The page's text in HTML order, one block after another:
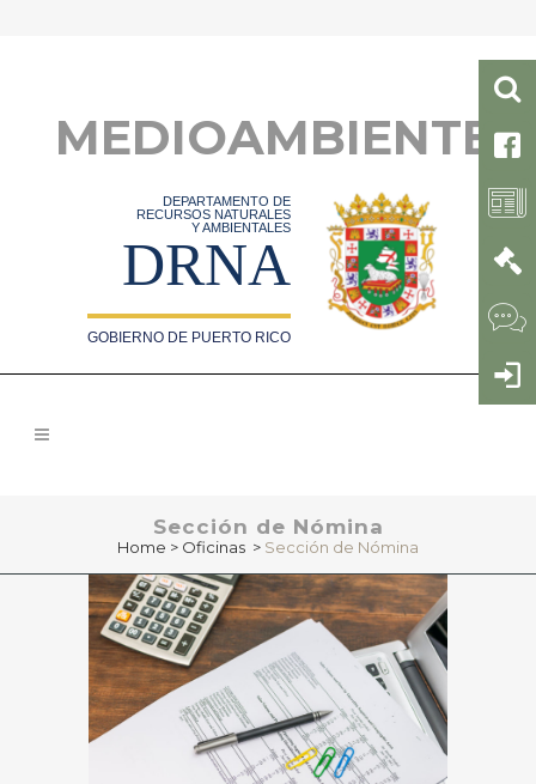
MEDIOAMBIENTE
DEPARTAMENTO DE
RECURSOS NATURALES
Y AMBIENTALES
DRNA
GOBIERNO DE PUERTO RICO
Sección de Nómina
Home > Oficinas > Sección de Nómina